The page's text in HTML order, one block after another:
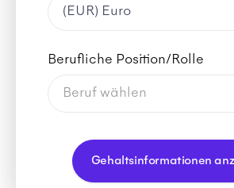
(EUR) Euro
Berufliche Position/Rolle
Beruf wählen
Gehaltsinformationen